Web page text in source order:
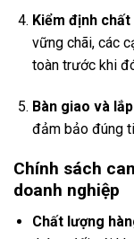
Kiểm định
vững chãi, các
toàn trước khi
Bàn giao và
đảm bảo đúng
Chính sách
doanh nghiệp
Chất lượng